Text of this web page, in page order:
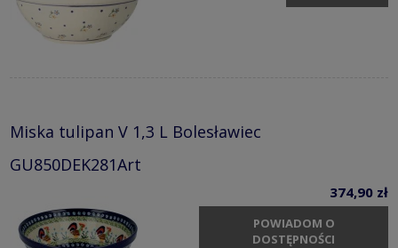
Miska tulipan V 1,3 L Bolesławiec
GU850DEK281Art
374,90 zł
POWIADOM O
DOSTĘPNOŚCI